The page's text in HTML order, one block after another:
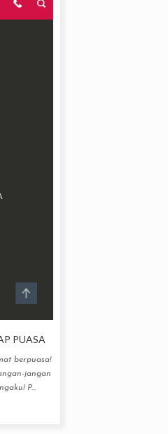
PUASA
berpuasa!
jangan
P...